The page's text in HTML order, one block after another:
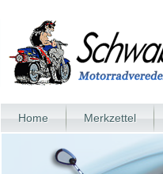
Home Merkzettel